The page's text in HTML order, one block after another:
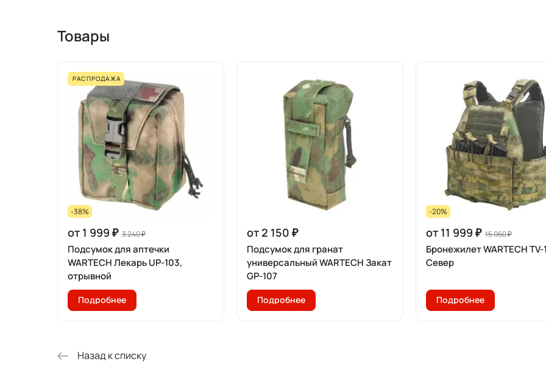
Товары
РАСПРОДАЖА
-38%
от 1 999 ₽ 3 240 ₽
Подсумок для аптечки
WARTECH Лекарь UP-103,
отрывной
Подробнее
от 2 150 ₽
Подсумок для гранат
универсальный WARTECH Закат
GP-107
Подробнее
-20%
от 11 999 ₽ 15 060 ₽
Бронежилет WARTECH TV-
Север
Подробнее
Назад к списку